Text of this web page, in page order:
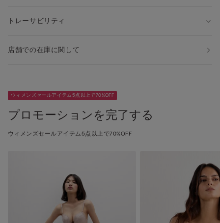
トレーサビリティ
店舗での在庫に関して
ウィメンズセールアイテム5点以上で70%OFF
プロモーションを完了する
ウィメンズセールアイテム5点以上で70%OFF